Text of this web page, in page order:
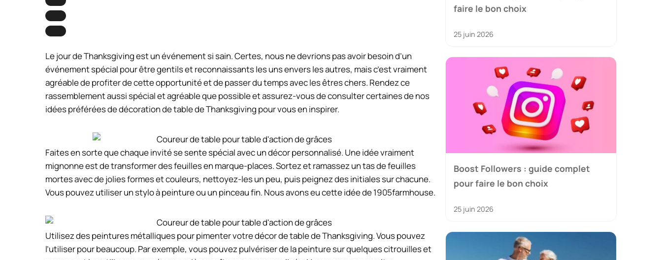
Le jour de Thanksgiving est un événement si sain. Certes, nous ne devrions pas avoir besoin d’un
événement spécial pour être gentils et reconnaissants les uns envers les autres, mais c’est vraiment
agréable de profiter de cette opportunité et de passer du temps avec les êtres chers. Rendez ce
rassemblement aussi spécial et agréable que possible et assurez-vous de consulter certaines de nos
idées préférées de décoration de table de Thanksgiving pour vous en inspirer.
Faites en sorte que chaque invité se sente spécial avec un décor personnalisé. Une idée vraiment
mignonne est de transformer des feuilles en marque-places. Sortez et ramassez un tas de feuilles
mortes avec de jolies formes et couleurs, nettoyez-les un peu, puis peignez des initiales sur chacune.
Vous pouvez utiliser un stylo à peinture ou un pinceau fin. Nous avons eu cette idée de 1905farmhouse.
Utilisez des peintures métalliques pour pimenter votre décor de table de Thanksgiving. Vous pouvez
l’utiliser pour beaucoup. Par exemple, vous pouvez pulvériser de la peinture sur quelques citrouilles et
faire le bon choix
25 juin 2026
Boost Followers : guide complet
pour faire le bon choix
25 juin 2026